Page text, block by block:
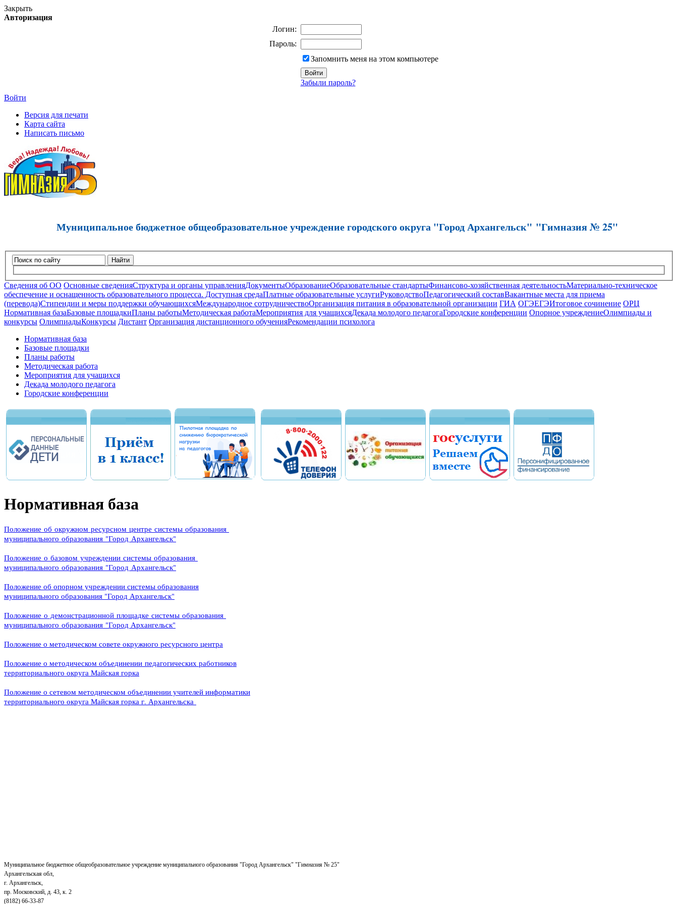
Закрыть
Авторизация
Логин:
Пароль:
Запомнить меня на этом компьютере
Забыли пароль?
Войти
Версия для печати
Карта сайта
Написать письмо
Муниципальное бюджетное общеобразовательное учреждение городского округа "Город Архангельск" "Гимназия № 25"
Найти
Сведения об ОО Основные сведенияСтруктура и органы управленияДокументыОбразованиеОбразовательные стандартыФинансово-хозяйственная деятельностьМатериально-техническое
обеспечение и оснащенность образовательного процесса. Доступная средаПлатные образовательные услугиРуководствоПедагогический составВакантные места для приема
(перевода)Стипендии и меры поддержки обучающихсяМеждународное сотрудничествоОрганизация питания в образовательной организации ГИА ОГЭЕГЭИтоговое сочинение ОРЦ
Нормативная базаБазовые площадкиПланы работыМетодическая работаМероприятия для учащихсяДекада молодого педагогаГородские конференции Опорное учреждениеОлимпиады и
конкурсы ОлимпиадыКонкурсы Дистант Организация дистанционного обученияРекомендации психолога
Нормативная база
Базовые площадки
Планы работы
Методическая работа
Мероприятия для учащихся
Декада молодого педагога
Городские конференции
Нормативная база
Положение об окружном ресурсном центре системы образования
муниципального образования "Город Архангельск"
Положение о базовом учреждении системы образования
муниципального образования "Город Архангельск"
Положение об опорном учреждении системы образования
муниципального образования "Город Архангельск"
Положение о демонстрационной площадке системы образования
муниципального образования "Город Архангельск"
Положение о методическом совете окружного ресурсного центра
Положение о методическом объединении педагогических работников
территориального округа Майская горка
Положение о сетевом методическом объединении учителей информатики
территориального округа Майская горка г. Архангельска
Муниципальное бюджетное общеобразовательное учреждение муниципального образования "Город Архангельск" "Гимназия № 25"
Архангельская обл,
г. Архангельск,
пр. Московский, д. 43, к. 2
(8182) 66-33-87